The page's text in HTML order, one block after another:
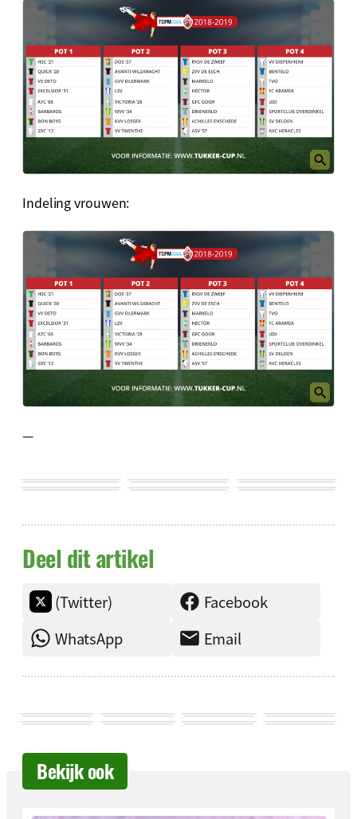
Indeling vrouwen:
—
Deel dit artikel
(Twitter)
Facebook
WhatsApp
Email
Bekijk ook